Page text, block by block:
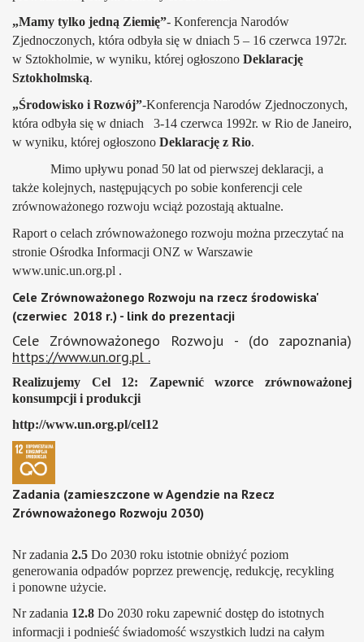
„Mamy tylko jedną Ziemię”- Konferencja Narodów
Zjednoczonych, która odbyła się w dniach 5 – 16 czerwca 1972r.
w Sztokholmie, w wyniku, której ogłoszono Deklarację
Sztokholmską.
„Środowisko i Rozwój”-Konferencja Narodów Zjednoczonych,
która odbyła się w dniach
3-14 czerwca 1992r. w Rio de Janeiro,
w wyniku, której ogłoszono Deklarację z Rio.
Mimo upływu ponad 50 lat od pierwszej deklaracji, a
także kolejnych, następujących po sobie konferencji cele
zrównoważonego rozwoju wciąż pozostają aktualne.
Raport o celach zrównoważonego rozwoju można przeczytać na
stronie Ośrodka Informacji ONZ w Warszawie
www.unic.un.org.pl .
Cele Zrównoważonego Rozwoju na rzecz środowiska'
(czerwiec 2018 r.) - link do prezentacji
Cele Zrównoważonego Rozwoju - (do zapoznania)
https://www.un.org.pl .
Realizujemy Cel 12: Zapewnić wzorce zrównoważonej
konsumpcji i produkcji
http://www.un.org.pl/cel12
Zadania (zamieszczone w Agendzie na Rzecz
Zrównoważonego Rozwoju 2030)
Nr zadania 2.5 Do 2030 roku istotnie obniżyć poziom
generowania odpadów poprzez prewencję, redukcję, recykling
i ponowne użycie.
Nr zadania 12.8 Do 2030 roku zapewnić dostęp do istotnych
informacji i podnieść świadomość wszystkich ludzi na całym